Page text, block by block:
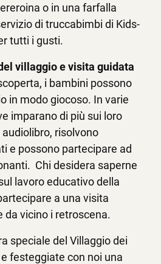
o in una farfalla
di truccabimbi di Kids-
tutti i gusti.
villaggio e visita guidata
i bambini possono
in modo giocoso. In varie
imparano di più sui loro
risolvono
e possono partecipare ad
Chi desidera saperne
lavoro educativo della
a una visita
da vicino i retroscena.
speciale del Villaggio dei
festeggiate con noi una